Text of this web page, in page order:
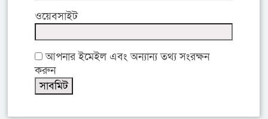
ওয়েবসাইট
আপনার ইমেইল এবং অন্যান্য তথ্য সংরক্ষন
করুন